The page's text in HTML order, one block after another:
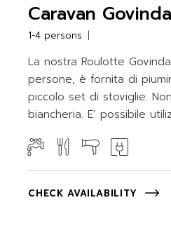
Caravan Govinda
1-4 persons
La nostra Roulotte
persone, è fornita di
piccolo set di stoviglie.
biancheria. E’ possibile
CHECK AVAILABILITY